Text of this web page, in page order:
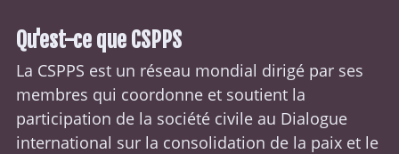
Qu'est-ce que CSPPS
La CSPPS est un réseau mondial dirigé par ses
membres qui coordonne et soutient la
participation de la société civile au Dialogue
international sur la consolidation de la paix et le